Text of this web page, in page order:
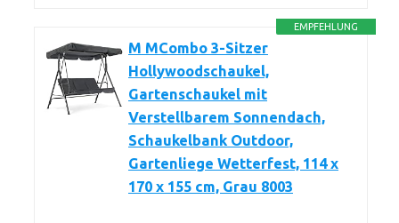
EMPFEHLUNG
M MCombo 3-Sitzer
Hollywoodschaukel,
Gartenschaukel mit
Verstellbarem Sonnendach,
Schaukelbank Outdoor,
Gartenliege Wetterfest, 114 x
170 x 155 cm, Grau 8003